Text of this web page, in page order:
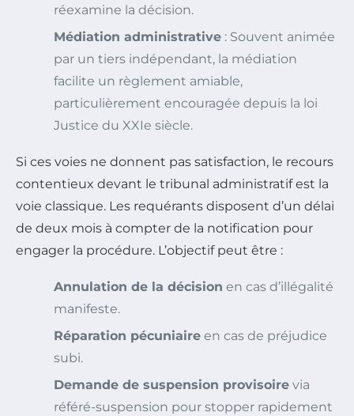
réexamine la décision.
Médiation administrative : Souvent animée
par un tiers indépendant, la médiation
facilite un règlement amiable,
particulièrement encouragée depuis la loi
Justice du XXIe siècle.
Si ces voies ne donnent pas satisfaction, le recours
contentieux devant le tribunal administratif est la
voie classique. Les requérants disposent d’un délai
de deux mois à compter de la notification pour
engager la procédure. L’objectif peut être :
Annulation de la décision en cas d’illégalité
manifeste.
Réparation pécuniaire en cas de préjudice
subi.
Demande de suspension provisoire via
référé-suspension pour stopper rapidement